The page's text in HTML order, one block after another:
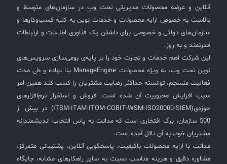
آنلاین و عرضه محصولات مدیریتی تحت وب در سازمان‌های متوسط و
بالاست به خصوص ارایه محصولات و خدمات نوین به کلیه کسب‌وکارها و
سازمان‌های دولتی و خصوصی برای داشتن یک فناوری اطلاعات و ارتباطات
قدرتمند و به روز.
این شرکت اهم خدمات و تجارت خود را بر پایه‌ی بومی‌سازی سرویس‌های
نوین تحت وب، به ویژه محصولات ManageEngine بنا نهاده و طی مدت
فعالیت منسجم، توانسته حداکثر رضایت مشتریان را کسب کند همین امر
سبب افزایش محبوبیت آن شده است. فروش و استقرار نرم‌افزارهای
حوزه‌ی(ITSM-ITAM-ITOM-COBIT-WSM-ISO20000-SIEM) در بیش از
500 سازمان، برگ افتخاری است که مدانت به پاس انتخاب اندیشمندانه
مشتریان خود، به آن نائل آمده است.
مدانت با ارایه محصولات باکیفیت، پاسخگویی آنلاین، پشتیبانی متمرکز،
مشاوره دقیق و هزینه مناسب نسبت به سایر راهکارهای مشابه، جایگاه